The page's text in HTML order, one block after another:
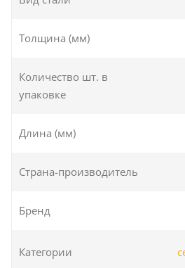
Толщина (мм)
Количество шт. в
упаковке
Длина (мм)
Страна-производитель
Бренд
Категории